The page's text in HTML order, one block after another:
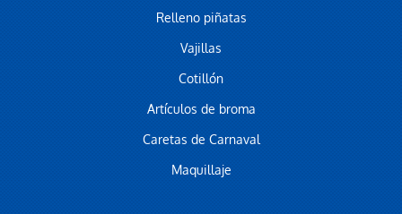
Relleno piñatas
Vajillas
Cotillón
Artículos de broma
Caretas de Carnaval
Maquillaje